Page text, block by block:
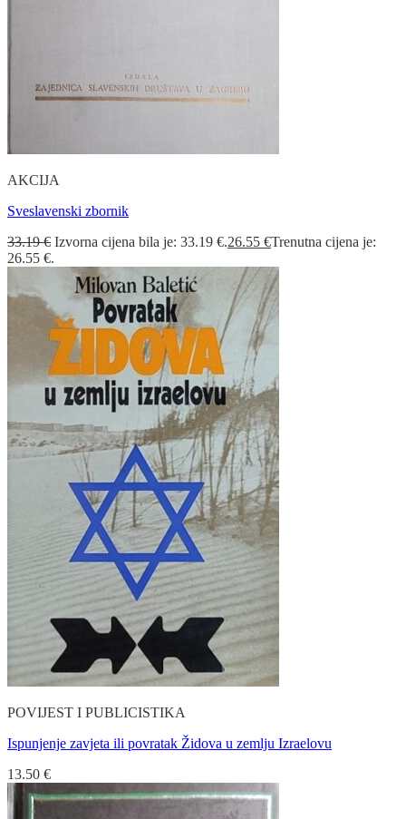
AKCIJA
Sveslavenski zbornik
33.19€ Izvorna cijena bila je: 33.19 €.26.55 €Trenutna cijena je:
26.55 €.
POVIJEST I PUBLICISTIKA
Ispunjenje zavjeta ili povratak Židova u zemlju Izraelovu
13.50 €